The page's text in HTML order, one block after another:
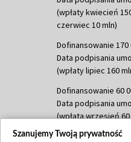
(wpłaty kwiecień
czerwiec 10 mln)
Dofinansowanie 170
Data podpisania
(wpłaty lipiec 160
Dofinansowanie 60
Data podpisania
(wpłata wrzesień
Dofinansowanie 635
Szanujemy Twoją prywatność